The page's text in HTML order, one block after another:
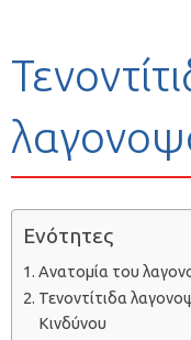
Ενότητες
Ανατομία του
Τενοντίτιδα
Κινδύνου